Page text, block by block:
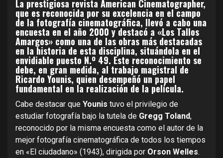
La prestigiosa revista American Cinematographer,
que es reconocida por su excelencia en el campo
de la fotografía cinematográfica, llevó a cabo una
encuesta en el año 2000 y destacó a «Los Tallos
Amargos» como una de las obras más destacadas
en la historia de esta disciplina, situándola en el
envidiable puesto N.º 49. Este reconocimiento se
debe, en gran medida, al trabajo magistral de
Ricardo Younis, quien desempeñó un papel
fundamental en la realización de la película.
Cabe destacar que Younis tuvo el privilegio de
estudiar fotografía bajo la tutela de Gregg Toland,
reconocido por la misma encuesta como el autor de la
mejor fotografía cinematográfica de todos los tiempos
en «El ciudadano» (1943), dirigida por Orson Welles.